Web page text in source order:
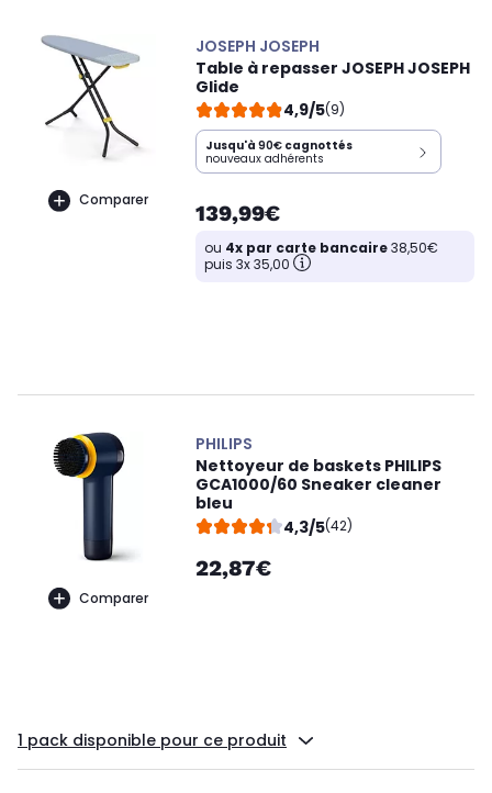
Comparer
JOSEPH JOSEPH
Table à repasser JOSEPH JOSEPH
Glide
4,9/5(9)
Jusqu'à 90€ cagnottés
nouveaux adhérents
139,99€
ou 4x par carte bancaire38,50€
puis 3x 35,00
Comparer
PHILIPS
Nettoyeur de baskets PHILIPS
GCA1000/60 Sneaker cleaner
bleu
4,3/5(42)
22,87€
1 pack disponible pour ce produit